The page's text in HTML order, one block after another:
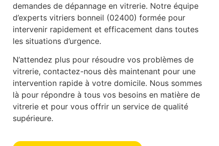
demandes de dépannage en vitrerie. Notre équipe
d’experts vitriers bonneil (02400) formée pour
intervenir rapidement et efficacement dans toutes
les situations d’urgence.
N’attendez plus pour résoudre vos problèmes de
vitrerie, contactez-nous dès maintenant pour une
intervention rapide à votre domicile. Nous sommes
là pour répondre à tous vos besoins en matière de
vitrerie et pour vous offrir un service de qualité
supérieure.